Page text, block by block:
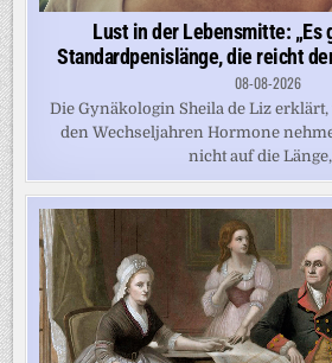
Lust in der Lebensmitte: „Es
Standardpenislänge, die reicht
08-08-2026
Die Gynäkologin Sheila de Liz
den Wechseljahren Hormone
nicht auf die